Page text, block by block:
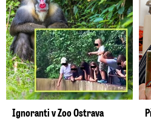
Ignoranti v Zoo Ostrava